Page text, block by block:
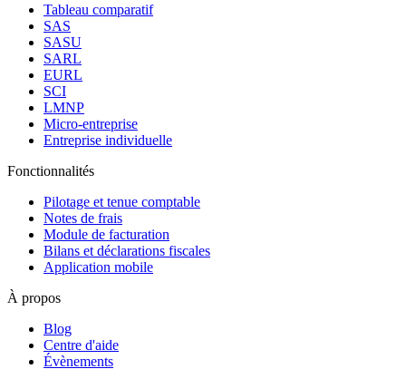
Tableau comparatif
SAS
SASU
SARL
EURL
SCI
LMNP
Micro-entreprise
Entreprise individuelle
Fonctionnalités
Pilotage et tenue comptable
Notes de frais
Module de facturation
Bilans et déclarations fiscales
Application mobile
À propos
Blog
Centre d'aide
Évènements